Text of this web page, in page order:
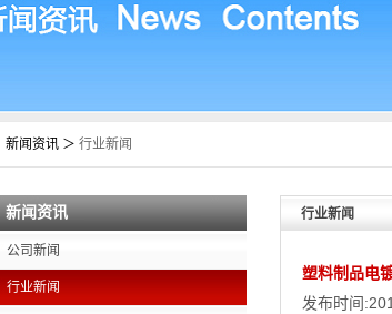
新闻资讯 ＞ 行业新闻
新闻资讯
公司新闻
行业新闻
行业新闻
塑料制品电
发布时间: